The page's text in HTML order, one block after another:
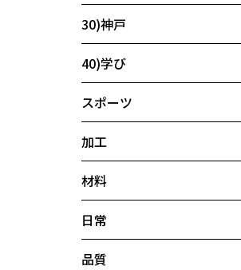
30)神戸
40)学び
スポーツ
加工
材料
日常
品質